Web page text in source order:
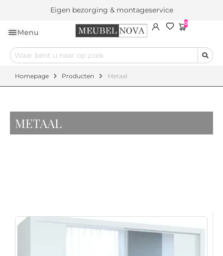
Eigen bezorging & montageservice
Menu
0
Homepage Producten Metaal
METAAL